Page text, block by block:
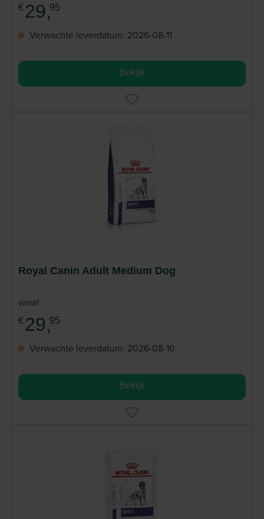
€ 29,95
Verwachte leverdatum: 2026-08-11
Bekijk
Royal Canin Adult Medium Dog
vanaf
€ 29,95
Verwachte leverdatum: 2026-08-10
Bekijk